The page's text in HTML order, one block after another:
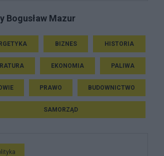
Bogusław Mazur
BIZNES HISTORIA
EKONOMIA PALIWA
PRAWO BUDOWNICTWO
SAMORZĄD